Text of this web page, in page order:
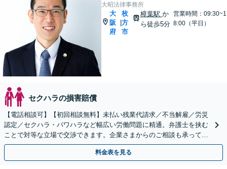
大昭法律事務所
大
阪
府
枚
方
市
樟葉駅 か
ら徒歩5分
営業時間：09:30~1
8:00（平日）
セクハラの損害賠償
【電話相談可】【初回相談無料】未払い残業代請求／不当解雇／労災
認定／セクハラ・パワハラなど幅広い労働問題に精通。弁護士を挟む
ことで対等な立場で交渉できます。企業さまからのご相談も承ってお
ります。【夜間・休日面談】【完全個室】【樟葉駅3分】
料金表を見る